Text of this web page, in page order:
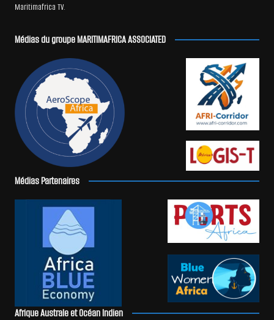
Maritimafrica TV.
Médias du groupe MARITIMAFRICA ASSOCIATED
Médias Partenaires
Afrique Australe et Océan Indien